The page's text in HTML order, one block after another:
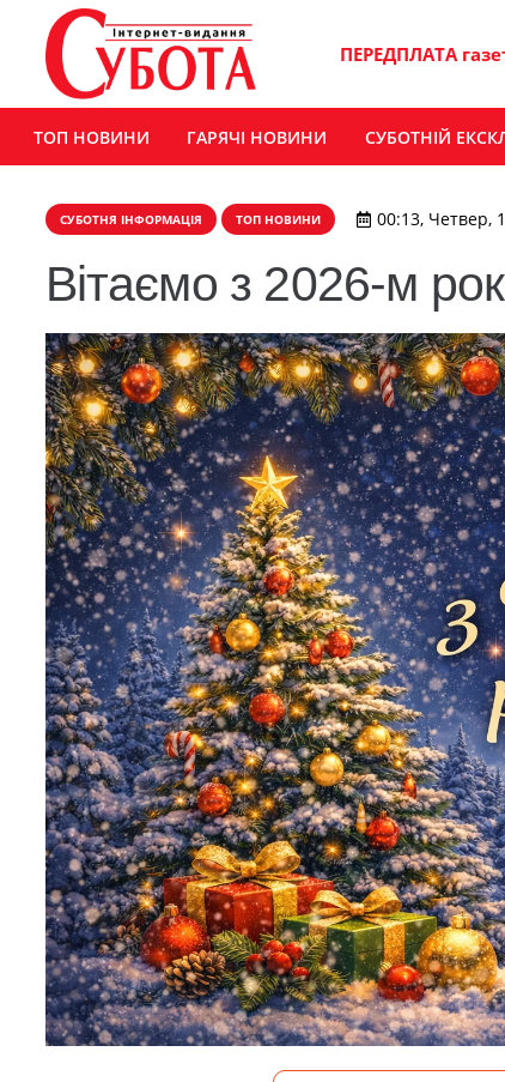
ПЕРЕДПЛАТА
ТОП НОВИНИ ГАРЯЧІ НОВИНИ СУБОТНІЙ
СУБОТНЯ ІНФОРМАЦІЯ ТОП НОВИНИ 00:13, Четвер,
Вітаємо з 2026-м